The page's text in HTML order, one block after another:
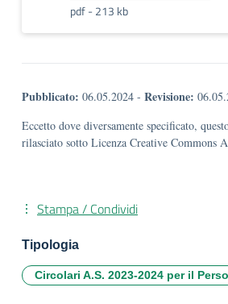
pdf - 213 kb
Pubblicato: 06.05.2024 - Revisione:
Eccetto dove diversamente specificato,
rilasciato sotto Licenza Creative Commons
Stampa / Condividi
Tipologia
Circolari A.S. 2023-2024 per il